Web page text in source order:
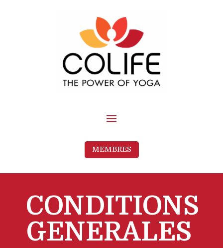
MEMBRES
CONDITIONS
GENERALES